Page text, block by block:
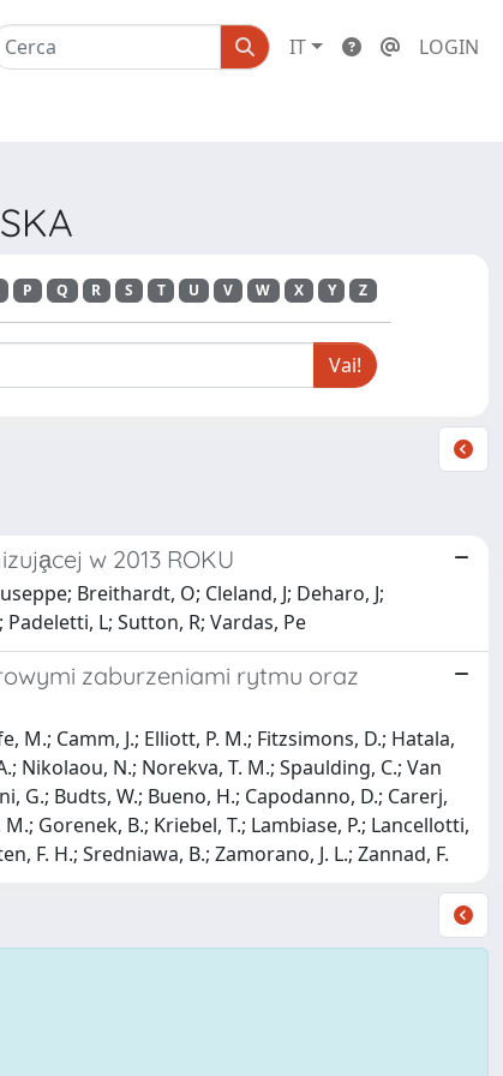
IT LOGIN
P Q R S T U V W X Y Z
w 2013 ROKU
Breithardt, O; Cleland, J; Deharo, J;
L; Sutton, R; Vardas, Pe
zaburzeniami rytmu oraz
Camm, J.; Elliott, P. M.; Fitzsimons, D.; Hatala,
Nikolaou, N.; Norekva, T. M.; Spaulding, C.; Van
G.; Budts, W.; Bueno, H.; Capodanno, D.; Carerj,
Gorenek, B.; Kriebel, T.; Lambiase, P.; Lancellotti,
F. H.; Sredniawa, B.; Zamorano, J. L.; Zannad, F.